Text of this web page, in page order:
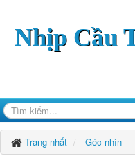
Nhịp Cầu
Trang nhất Góc nhìn